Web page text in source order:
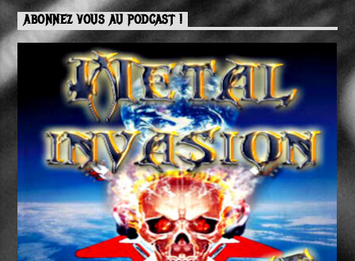
ABONNEZ VOUS AU PODCAST !